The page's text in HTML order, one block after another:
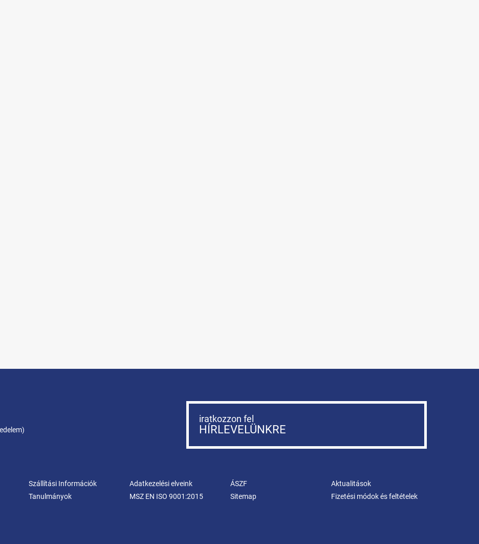
iratkozzon fel
HÍRLEVELÜNKRE
Szállítási Információk Adatkezelési elveink ÁSZF
Aktualitások
Tanulmányok MSZ EN ISO 9001:2015 Sitemap Fizetési módok és feltételek